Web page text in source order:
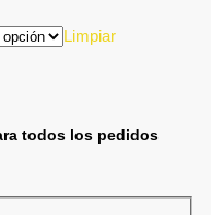
Limpiar
todos los pedidos